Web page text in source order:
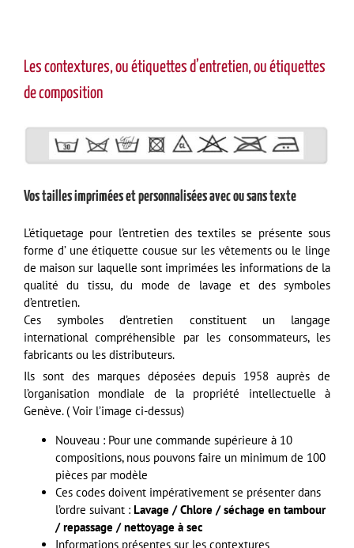
Les contextures, ou étiquettes d’entretien, ou étiquettes
de composition
Vos tailles imprimées et personnalisées avec ou sans texte
L’étiquetage pour l’entretien des textiles se présente sous
forme d’ une étiquette cousue sur les vêtements ou le linge
de maison sur laquelle sont imprimées les informations de la
qualité du tissu, du mode de lavage et des symboles
d’entretien.
Ces symboles d’entretien constituent un langage
international compréhensible par les consommateurs, les
fabricants ou les distributeurs.
Ils sont des marques déposées depuis 1958 auprès de
l’organisation mondiale de la propriété intellectuelle à
Genève. ( Voir l’image ci-dessus)
Nouveau : Pour une commande supérieure à 10
compositions, nous pouvons faire un minimum de 100
pièces par modèle
Ces codes doivent impérativement se présenter dans
l’ordre suivant : Lavage / Chlore / séchage en tambour
/ repassage / nettoyage à sec
Informations présentes sur les contextures